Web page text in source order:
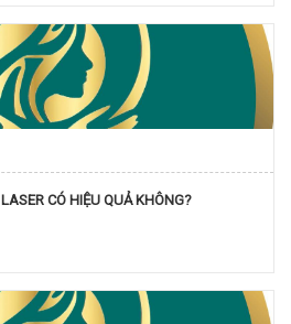
CÓ HIỆU QUẢ KHÔNG?